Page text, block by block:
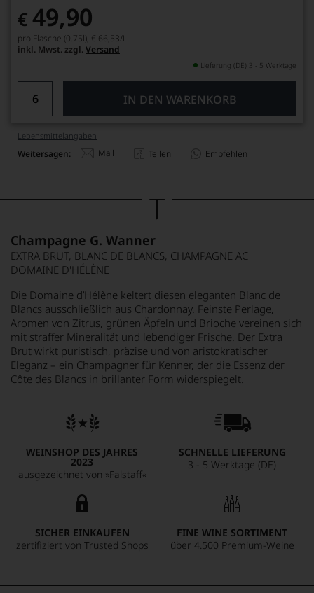
€ 49,90
pro Flasche (0.75l), € 66,53/L
inkl. Mwst. zzgl. Versand
Lieferung (DE) 3 - 5 Werktage
IN DEN WARENKORB
Lebensmittel­angaben
Weitersagen: Mail Teilen Empfehlen
Champagne G. Wanner
EXTRA BRUT, BLANC DE BLANCS, CHAMPAGNE AC
DOMAINE D'HÉLÈNE
Die Domaine d’Hélène keltert diesen eleganten Blanc de
Blancs ausschließlich aus Chardonnay. Feinste Perlage,
Aromen von Zitrus, grünen Äpfeln und Brioche vereinen sich
mit straffer Mineralität und lebendiger Frische. Der Extra
Brut wirkt puristisch, präzise und von aristokratischer
Eleganz – ein Champagner für Kenner, der die Essenz der
Côte des Blancs in brillanter Form widerspiegelt.
WEINSHOP DES JAHRES
2023
ausgezeichnet von »Falstaff«
SCHNELLE LIEFERUNG
3 - 5 Werktage (DE)
SICHER EINKAUFEN
zertifiziert von Trusted Shops
FINE WINE SORTIMENT
über 4.500 Premium-Weine